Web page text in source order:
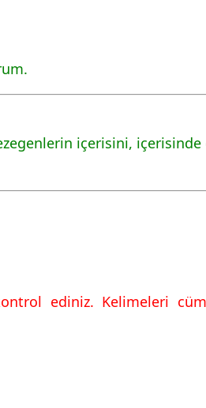
içerisini, içerisinde
ediniz. Kelimeleri